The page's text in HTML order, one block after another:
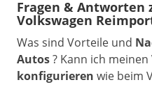
Fragen & Antworten
Volkswagen
Was sind Vorteile und
Autos? Kann ich meinen
konfigurieren wie beim